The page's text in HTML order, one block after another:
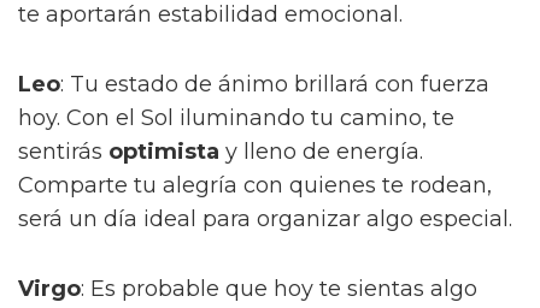
te aportarán estabilidad emocional.
Leo: Tu estado de ánimo brillará con fuerza
hoy. Con el Sol iluminando tu camino, te
sentirás optimista y lleno de energía.
Comparte tu alegría con quienes te rodean,
será un día ideal para organizar algo especial.
Virgo: Es probable que hoy te sientas algo